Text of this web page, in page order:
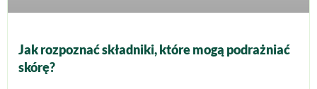
Jak rozpoznać składniki, które mogą podrażniać
skórę?